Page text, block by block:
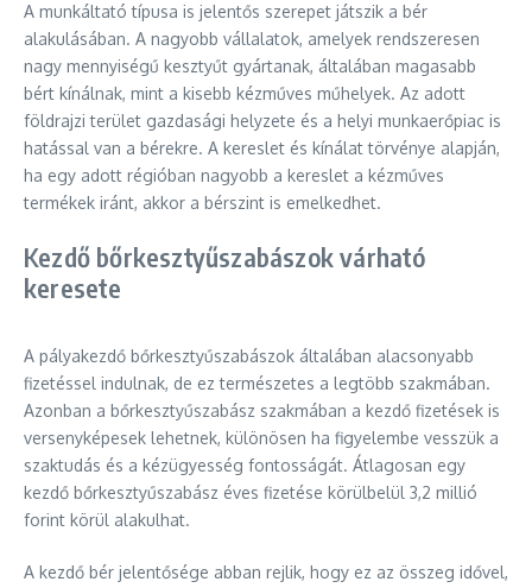
A munkáltató típusa is jelentős szerepet játszik a bér
alakulásában. A nagyobb vállalatok, amelyek rendszeresen
nagy mennyiségű kesztyűt gyártanak, általában magasabb
bért kínálnak, mint a kisebb kézműves műhelyek. Az adott
földrajzi terület gazdasági helyzete és a helyi munkaerőpiac is
hatással van a bérekre. A kereslet és kínálat törvénye alapján,
ha egy adott régióban nagyobb a kereslet a kézműves
termékek iránt, akkor a bérszint is emelkedhet.
Kezdő bőrkesztyűszabászok várható
keresete
A pályakezdő bőrkesztyűszabászok általában alacsonyabb
fizetéssel indulnak, de ez természetes a legtöbb szakmában.
Azonban a bőrkesztyűszabász szakmában a kezdő fizetések is
versenyképesek lehetnek, különösen ha figyelembe vesszük a
szaktudás és a kézügyesség fontosságát. Átlagosan egy
kezdő bőrkesztyűszabász éves fizetése körülbelül 3,2 millió
forint körül alakulhat.
A kezdő bér jelentősége abban rejlik, hogy ez az összeg idővel,